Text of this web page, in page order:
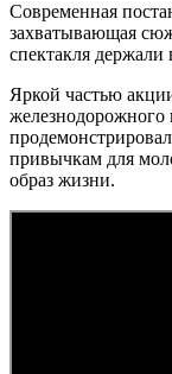
Современная
захватывающая
спектакля
Яркой частью
железнодорожного
привычкам для
образ жизни.